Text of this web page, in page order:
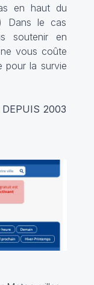
en haut du
le cas
soutenir en
vous coûte
pour la survie
2003